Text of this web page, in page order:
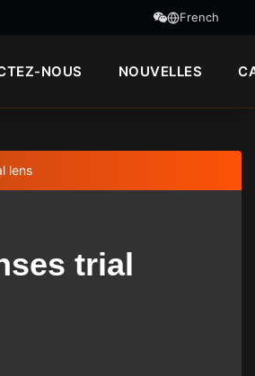
French
NOUS NOUVELLES
lens
trial